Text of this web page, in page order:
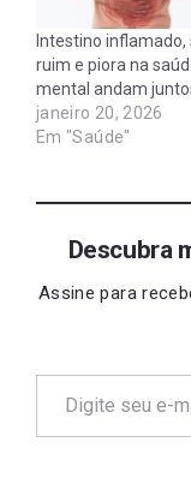
irrevessível como
exemplo a fibrose
até mesmo
Covid e mutos
Intestino inflamado,
ruim e piora na
mental andam
janeiro 20, 2026
Em "Saúde"
Descubra
Assine para
Digite seu e-mail…